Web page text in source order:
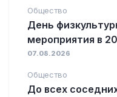
Общество
День
мероприятия в
07.08.2026
Общество
До всех